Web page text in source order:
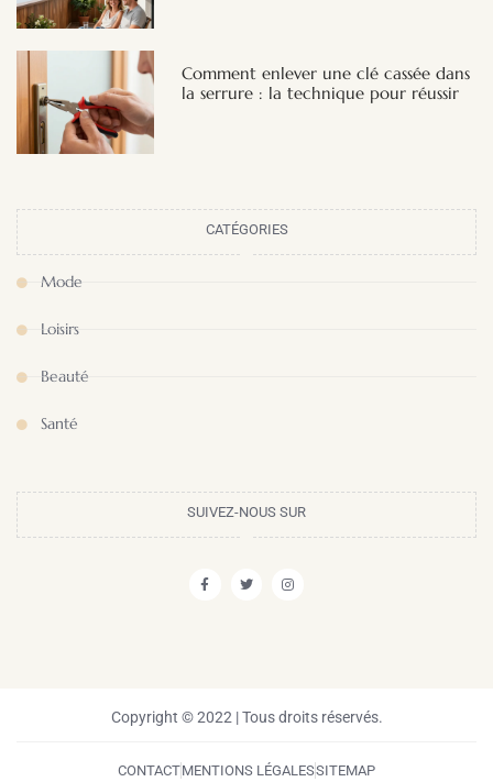
Comment enlever une clé cassée dans
la serrure : la technique pour réussir
CATÉGORIES
Mode
Loisirs
Beauté
Santé
SUIVEZ-NOUS SUR
Copyright © 2022 | Tous droits réservés.
CONTACTMENTIONS LÉGALESSITEMAP